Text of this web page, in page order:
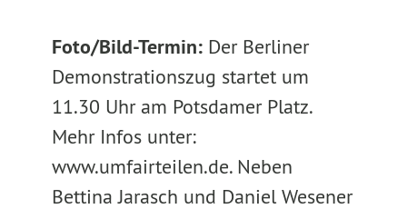
Foto/Bild-Termin: Der Berliner
Demonstrationszug startet um
11.30 Uhr am Potsdamer Platz.
Mehr Infos unter:
www.umfairteilen.de. Neben
Bettina Jarasch und Daniel Wesener